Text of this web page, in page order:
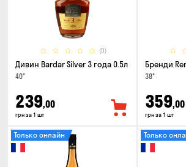
(0)
Дивин Bardar Silver 3 года 0.5л
40°
239,00
грн за 1 шт
Бренди
38°
359,00
грн за 1 шт
Только онлайн Только